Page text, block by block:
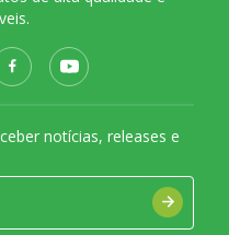
notícias, releases e